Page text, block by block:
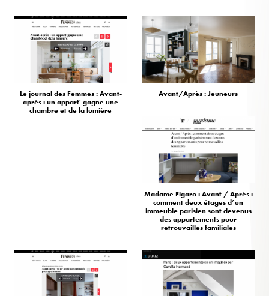
Le journal des Femmes : Avant-
après : un appart' gagne une
chambre et de la lumière
Avant/Après : Jeuneurs
Madame Figaro : Avant / Après :
comment deux étages d’un
immeuble parisien sont devenus
des appartements pour
retrouvailles familiales